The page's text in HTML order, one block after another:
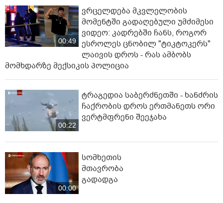
00:49
ვრცელდება მკვლელობის
მომენტში გადაღებული უმძიმესი
ვიდეო: კადრებში ჩანს, როგორ
ესროლეს ცნობილ "ტიკტოკერს"
ლაივის დროს - რას ამბობს
მომხდარზე მექსიკის პოლიცია
00:22
ტრაგედია საბერძნეთში - ხანძრის
ჩაქრობის დროს ერთმანეთს ორი
ვერტმფრენი შეეჯახა
00:00
სომხეთის
მთავრობა
გადადგა